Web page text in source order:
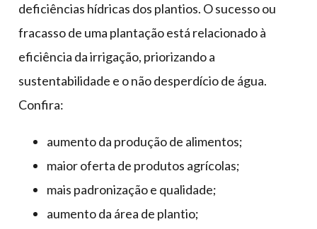
deficiências hídricas dos plantios. O sucesso ou
fracasso de uma plantação está relacionado à
eficiência da irrigação, priorizando a
sustentabilidade e o não desperdício de água.
Confira:
aumento da produção de alimentos;
maior oferta de produtos agrícolas;
mais padronização e qualidade;
aumento da área de plantio;